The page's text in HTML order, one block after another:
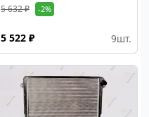
5 632 ₽ -2%
5 522 ₽ 9шт.